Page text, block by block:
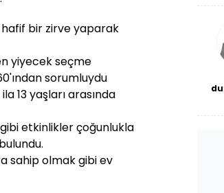
hafif bir zirve yaparak
yiyecek seçme
sorumluydu
13 yaşları arasında
etkinlikler çoğunlukla
sahip olmak gibi ev